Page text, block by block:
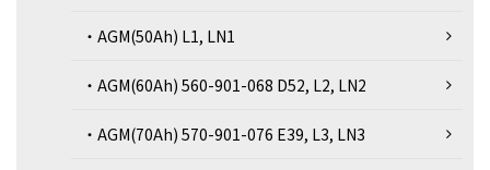
・AGM(50Ah) L1, LN1
・AGM(60Ah) 560-901-068 D52, L2, LN2
・AGM(70Ah) 570-901-076 E39, L3, LN3